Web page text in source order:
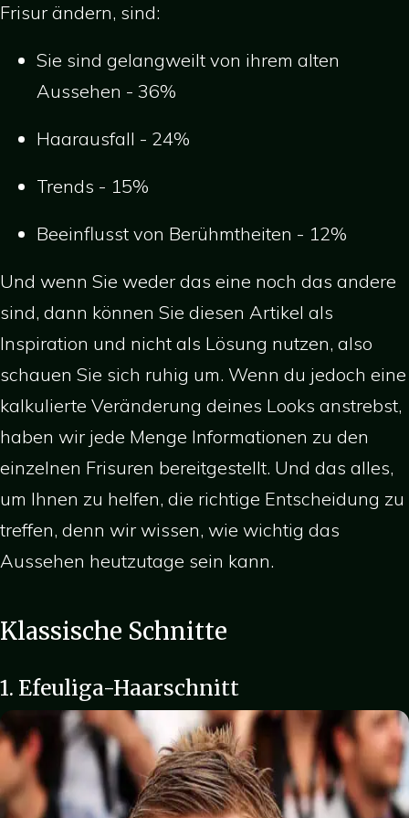
Frisur ändern, sind:
Sie sind gelangweilt von ihrem alten
Aussehen - 36%
Haarausfall - 24%
Trends - 15%
Beeinflusst von Berühmtheiten - 12%
Und wenn Sie weder das eine noch das andere
sind, dann können Sie diesen Artikel als
Inspiration und nicht als Lösung nutzen, also
schauen Sie sich ruhig um. Wenn du jedoch eine
kalkulierte Veränderung deines Looks anstrebst,
haben wir jede Menge Informationen zu den
einzelnen Frisuren bereitgestellt. Und das alles,
um Ihnen zu helfen, die richtige Entscheidung zu
treffen, denn wir wissen, wie wichtig das
Aussehen heutzutage sein kann.
Klassische Schnitte
1. Efeuliga-Haarschnitt